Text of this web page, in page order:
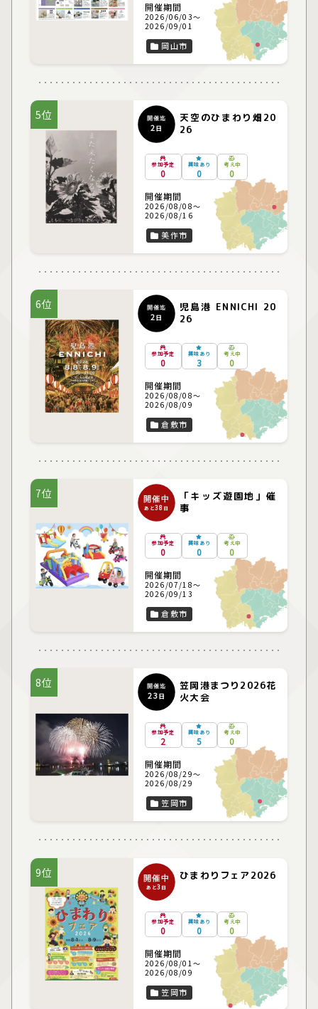
開催期間
2026/06/03～
2026/09/01
岡山市
5位
天空のひまわり畑20
26
参加予定
0
興味あり
0
考え中
0
開催迄
2日
開催期間
2026/08/08～
2026/08/16
美作市
6位
児島港 ENNICHI 20
26
参加予定
0
興味あり
3
考え中
0
開催迄
2日
開催期間
2026/08/08～
2026/08/09
倉敷市
7位
「キッズ遊園地」催
事
参加予定
0
興味あり
0
考え中
0
開催中
あと38 日
開催期間
2026/07/18～
2026/09/13
倉敷市
8位
笠岡港まつり2026花
火大会
参加予定
2
興味あり
5
考え中
0
開催迄
23日
開催期間
2026/08/29～
2026/08/29
笠岡市
9位 ひまわりフェア2026
参加予定
0
興味あり
0
考え中
0
開催中
あと3 日
開催期間
2026/08/01～
2026/08/09
笠岡市